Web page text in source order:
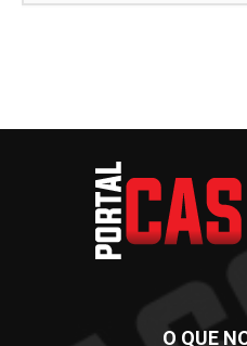
O QUE